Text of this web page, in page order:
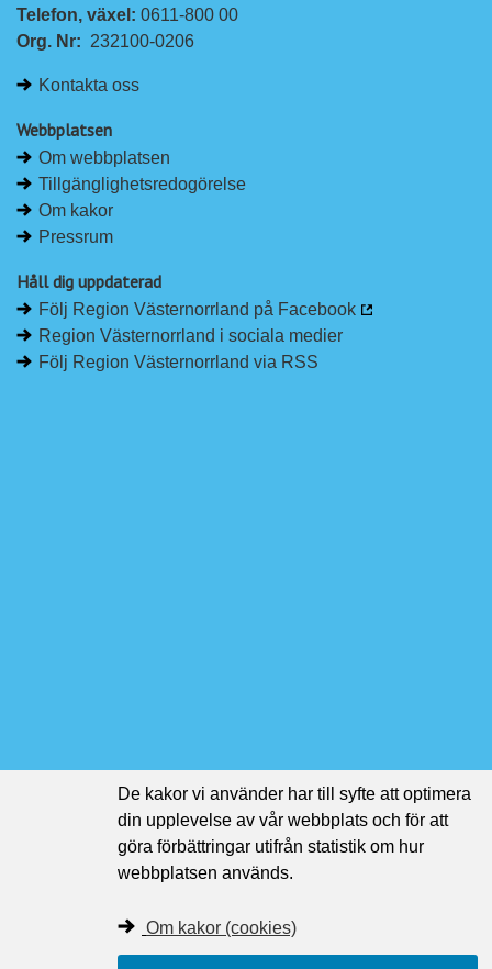
Telefon, växel: 0611-800 00
Org. Nr: 232100-0206
Kontakta oss
Webbplatsen
Om webbplatsen
Tillgänglighetsredogörelse
Om kakor
Pressrum
Håll dig uppdaterad
Följ Region Västernorrland på Facebook
Region Västernorrland i sociala medier
Följ Region Västernorrland via RSS
De kakor vi använder har till syfte att optimera
din upplevelse av vår webbplats och för att
göra förbättringar utifrån statistik om hur
webbplatsen används.
Om kakor (cookies)